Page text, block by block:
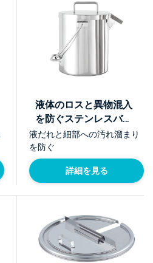
液体のロスと異物混入
を防ぐステンレスバケ
ツ【採用事例】
液だれと細部への汚れ溜まり
を防ぐ
詳細を見る